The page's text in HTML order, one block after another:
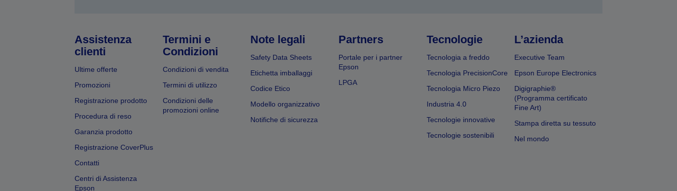
Assistenza
clienti
Ultime offerte
Promozioni
Registrazione prodotto
Procedura di reso
Garanzia prodotto
Registrazione CoverPlus
Contatti
Centri di Assistenza
Epson
Termini e
Condizioni
Condizioni di vendita
Termini di utilizzo
Condizioni delle
promozioni online
Note legali
Safety Data Sheets
Etichetta imballaggi
Codice Etico
Modello organizzativo
Notifiche di sicurezza
Partners
Portale per i partner
Epson
LPGA
Tecnologie
Tecnologia a freddo
Tecnologia PrecisionCore
Tecnologia Micro Piezo
Industria 4.0
Tecnologie innovative
Tecnologie sostenibili
L’azienda
Executive Team
Epson Europe Electronics
Digigraphie®
(Programma certificato
Fine Art)
Stampa diretta su tessuto
Nel mondo